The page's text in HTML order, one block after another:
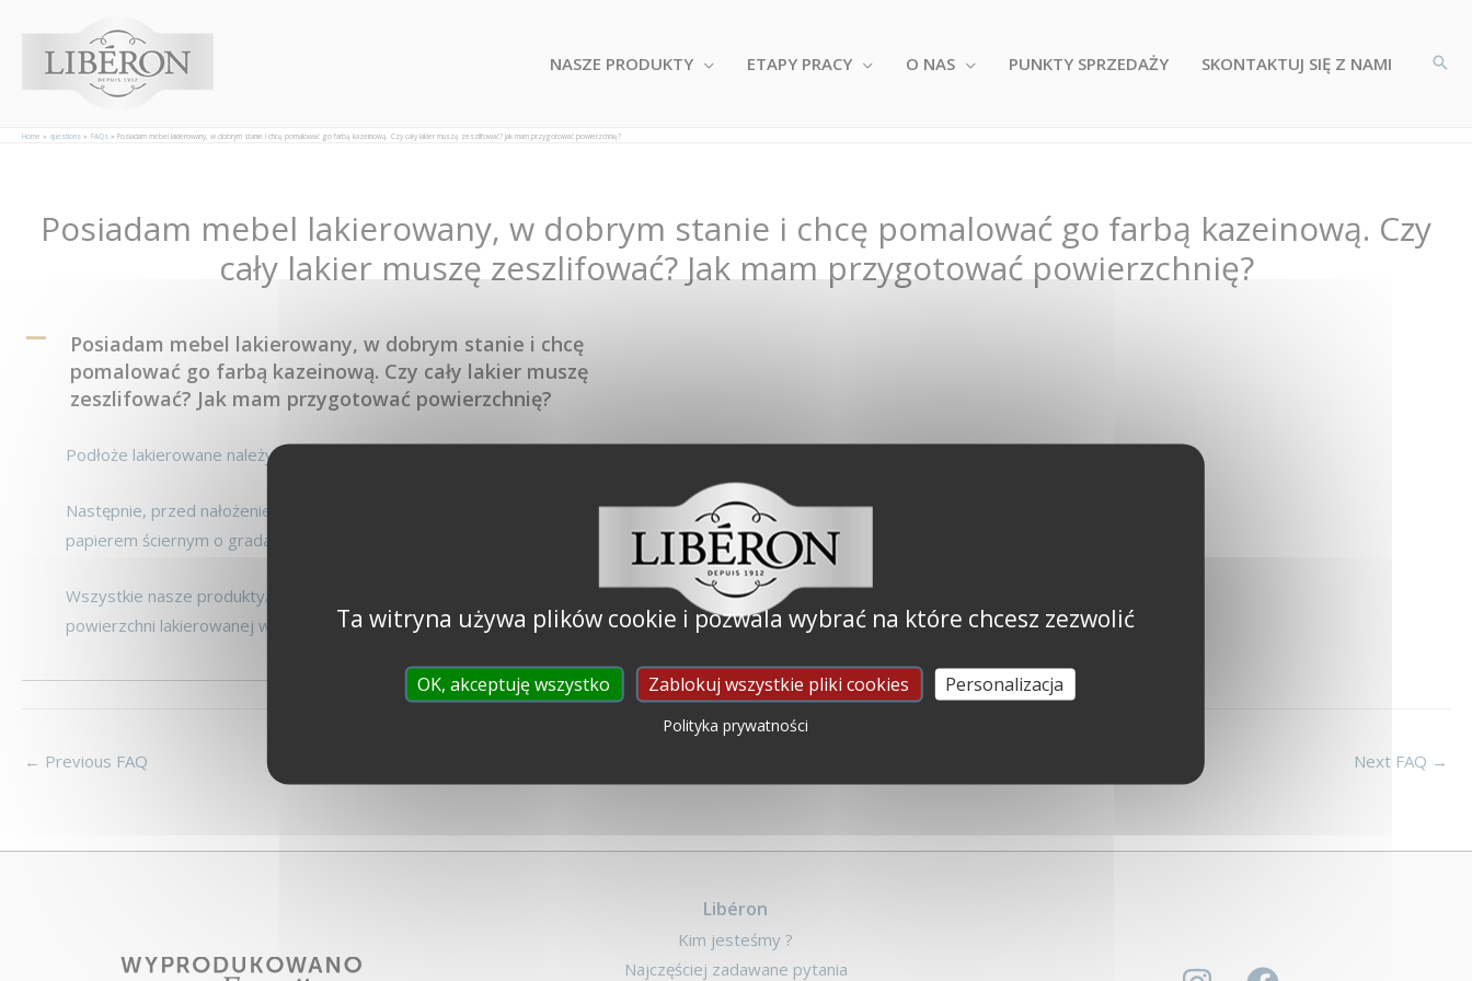
NASZE PRODUKTY ETAPY PRACY O NAS PUNKTY SPRZEDAŻY SKONTAKTUJ SIĘ Z NAMI
Home questions FAQs Posiadam mebel lakierowany, w dobrym stanie i chcę pomalować go farbą kazeinową. Czy cały lakier muszę zeszlifować? Jak mam przygotować powierzchnię?
Posiadam mebel lakierowany, w dobrym stanie i chcę pomalować go farbą kazeinową. Czy
cały lakier muszę zeszlifować? Jak mam przygotować powierzchnię?
A
Posiadam mebel lakierowany, w dobrym stanie i chcę
pomalować go farbą kazeinową. Czy cały lakier muszę
zeszlifować? Jak mam przygotować powierzchnię?
Podłoże lakierowane należy odtłuścić, a potem opłukać czystą wodą.
Następnie, przed nałożeniem farby, wystarczy już tylko zmatowić powierzchnię
papierem ściernym o gradacji 240.
Wszystkie nasze produkty/farby zostały opracowane w taki sposób, aby na
powierzchni lakierowanej w dobrym stanie wykazywały się dobrą przyczepnością.
Post
← Previous FAQ Next FAQ →
Libéron
Kim jesteśmy ?
Najczęściej zadawane pytania
Ta witryna używa plików cookie i pozwala wybrać na które chcesz zezwolić
OK, akceptuję wszystko Zablokuj wszystkie pliki cookies Personalizacja
Polityka prywatności